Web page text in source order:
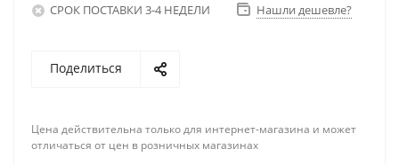
СРОК ПОСТАВКИ 3-4 НЕДЕЛИ Нашли дешевле?
Поделиться
Цена действительна только для интернет-магазина и может
отличаться от цен в розничных магазинах